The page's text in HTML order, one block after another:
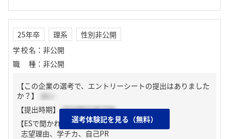
25年卒 理系
性別非公開
学校名 ： 非公開
職種 ： 非公開
【この企業の選考で、エントリーシートの提出はありました
か？】
はい
【提出時期】 2024年02月下旬
【ESで聞かれた質問】
志望理由、学チカ、自己PR
選考体験記を見る（無料）